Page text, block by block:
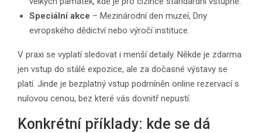
Speciální akce – Mezinárodní den muzeí, Dny
evropského dědictví nebo výročí instituce.
V praxi se vyplatí sledovat i menší detaily. Někde je zdarma
jen vstup do stálé expozice, ale za dočasné výstavy se
platí. Jinde je bezplatný vstup podmíněn online rezervací s
nulovou cenou, bez které vás dovnitř nepustí.
Konkrétní příklady: kde se dá